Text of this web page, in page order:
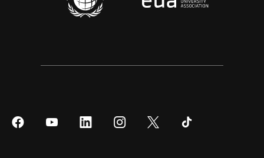
SíguenosSíguenos
SíguenosSíguenos
Síguenos